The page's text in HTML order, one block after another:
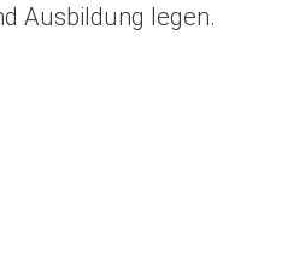
Ausbildung legen.